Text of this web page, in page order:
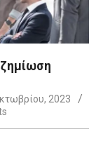
2023